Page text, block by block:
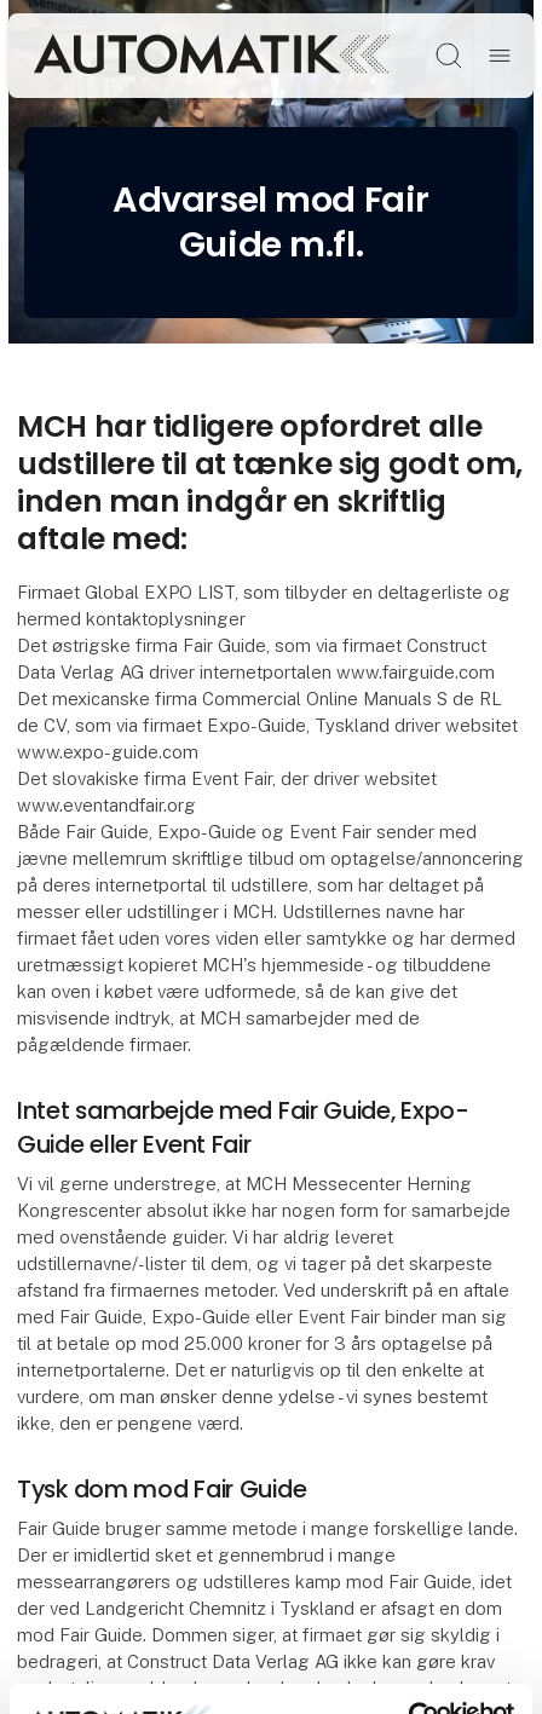
Søg
Advarsel mod Fair
Guide m.fl.
MCH har tidligere opfordret alle
udstillere til at tænke sig godt om,
inden man indgår en skriftlig
aftale med:
Firmaet Global EXPO LIST, som tilbyder en deltagerliste og
hermed kontaktoplysninger
Det østrigske firma Fair Guide, som via firmaet Construct
Data Verlag AG driver internetportalen www.fairguide.com
Det mexicanske firma Commercial Online Manuals S de RL
de CV, som via firmaet Expo-Guide, Tyskland driver websitet
www.expo-guide.com
Det slovakiske firma Event Fair, der driver websitet
www.eventandfair.org
Både Fair Guide, Expo-Guide og Event Fair sender med
jævne mellemrum skriftlige tilbud om optagelse/annoncering
på deres internetportal til udstillere, som har deltaget på
messer eller udstillinger i MCH. Udstillernes navne har
firmaet fået uden vores viden eller samtykke og har dermed
uretmæssigt kopieret MCH's hjemmeside - og tilbuddene
kan oven i købet være udformede, så de kan give det
misvisende indtryk, at MCH samarbejder med de
pågældende firmaer.
Intet samarbejde med Fair Guide, Expo-
Guide eller Event Fair
Vi vil gerne understrege, at MCH Messecenter Herning
Kongrescenter absolut ikke har nogen form for samarbejde
med ovenstående guider. Vi har aldrig leveret
udstillernavne/-lister til dem, og vi tager på det skarpeste
afstand fra firmaernes metoder. Ved underskrift på en aftale
med Fair Guide, Expo-Guide eller Event Fair binder man sig
til at betale op mod 25.000 kroner for 3 års optagelse på
internetportalerne. Det er naturligvis op til den enkelte at
vurdere, om man ønsker denne ydelse - vi synes bestemt
ikke, den er pengene værd.
Tysk dom mod Fair Guide
Fair Guide bruger samme metode i mange forskellige lande.
Der er imidlertid sket et gennembrud i mange
messearrangørers og udstilleres kamp mod Fair Guide, idet
der ved Landgericht Chemnitz i Tyskland er afsagt en dom
mod Fair Guide. Dommen siger, at firmaet gør sig skyldig i
bedrageri, at Construct Data Verlag AG ikke kan gøre krav
om betaling gældende mod en kunde, der har underskrevet